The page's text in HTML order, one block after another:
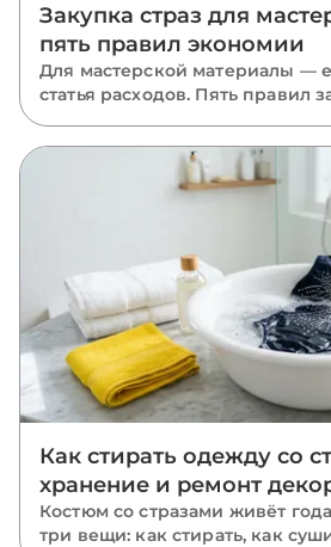
Закупка страз для
пять правил экономии
Для мастерской материалы —
статья расходов. Пять правил
там, где он уместен, и одна
Как стирать одежду со
хранение и ремонт
Костюм со стразами живёт
три вещи: как стирать, как